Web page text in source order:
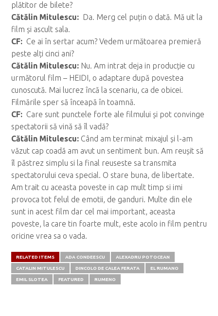
plătitor de bilete?
Cătălin Mitulescu: Da. Merg cel puțin o dată. Mă uit la
film și ascult sala.
CF: Ce ai în sertar acum? Vedem următoarea premieră
peste alți cinci ani?
Cătălin Mitulescu: Nu. Am intrat deja in producție cu
următorul film – HEIDI, o adaptare după povestea
cunoscută. Mai lucrez încă la scenariu, ca de obicei.
Filmările sper să înceapă în toamnă.
CF: Care sunt punctele forte ale filmului și pot convinge
spectatorii să vină să îl vadă?
Cătălin Mitulescu: Când am terminat mixajul și l-am
văzut cap coadă am avut un sentiment bun. Am reușit să
îl păstrez simplu si la final reuseste sa transmita
spectatorului ceva special. O stare buna, de libertate.
Am trait cu aceasta poveste in cap mult timp si imi
provoca tot felul de emotii, de ganduri. Multe din ele
sunt in acest film dar cel mai important, aceasta
poveste, la care tin foarte mult, este acolo in film pentru
oricine vrea sa o vada.
RELATED ITEMS ADA CONDEESCU ALEXADRU POTOCEAN
CATALIN MITULESCU DINCOLO DE CALEA FERATA EL RUMANO
EMIL SLOTEA FEATURED RUMENO